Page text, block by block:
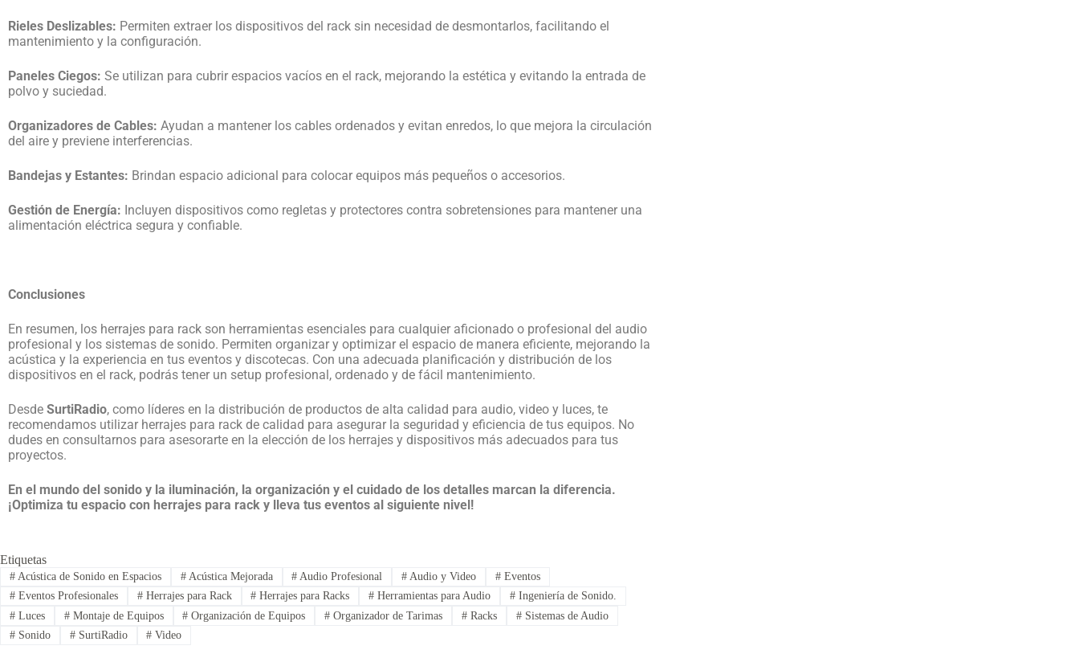
Rieles Deslizables: Permiten extraer los dispositivos del rack sin necesidad de desmontarlos, facilitando el
mantenimiento y la configuración.
Paneles Ciegos: Se utilizan para cubrir espacios vacíos en el rack, mejorando la estética y evitando la entrada de
polvo y suciedad.
Organizadores de Cables: Ayudan a mantener los cables ordenados y evitan enredos, lo que mejora la circulación
del aire y previene interferencias.
Bandejas y Estantes: Brindan espacio adicional para colocar equipos más pequeños o accesorios.
Gestión de Energía: Incluyen dispositivos como regletas y protectores contra sobretensiones para mantener una
alimentación eléctrica segura y confiable.
Conclusiones
En resumen, los herrajes para rack son herramientas esenciales para cualquier aficionado o profesional del audio
profesional y los sistemas de sonido. Permiten organizar y optimizar el espacio de manera eficiente, mejorando la
acústica y la experiencia en tus eventos y discotecas. Con una adecuada planificación y distribución de los
dispositivos en el rack, podrás tener un setup profesional, ordenado y de fácil mantenimiento.
Desde SurtiRadio, como líderes en la distribución de productos de alta calidad para audio, video y luces, te
recomendamos utilizar herrajes para rack de calidad para asegurar la seguridad y eficiencia de tus equipos. No
dudes en consultarnos para asesorarte en la elección de los herrajes y dispositivos más adecuados para tus
proyectos.
En el mundo del sonido y la iluminación, la organización y el cuidado de los detalles marcan la diferencia.
¡Optimiza tu espacio con herrajes para rack y lleva tus eventos al siguiente nivel!
Etiquetas
#Acústica de Sonido en Espacios #Acústica Mejorada # Audio Profesional # Audio y Video # Eventos
#Eventos Profesionales #Herrajes para Rack # Herrajes para Racks # Herramientas para Audio # Ingeniería de Sonido.
#Luces #Montaje de Equipos # Organización de Equipos # Organizador de Tarimas # Racks #Sistemas de Audio
#Sonido #SurtiRadio # Video